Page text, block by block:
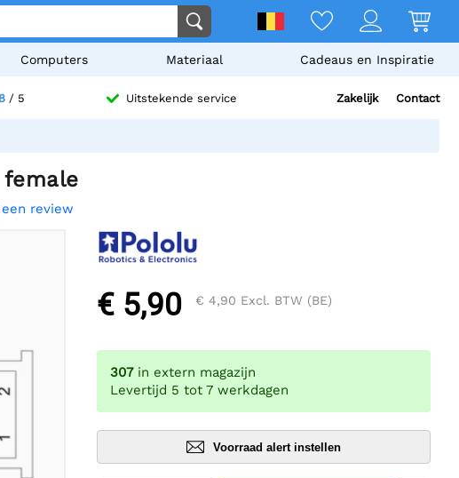
Computers Materiaal Cadeaus en Inspiratie
/ 5 Uitstekende service Zakelijk Contact
female
review
€ 5,90 € 4,90 Excl. BTW (BE)
307 in extern magazijn
Levertijd 5 tot 7 werkdagen
Voorraad alert instellen